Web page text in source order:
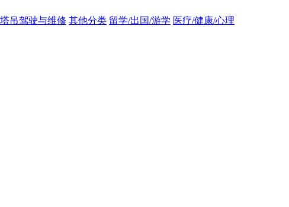
吊驾驶与维修 其他分类 留学/出国/游学 医疗/健康/心理